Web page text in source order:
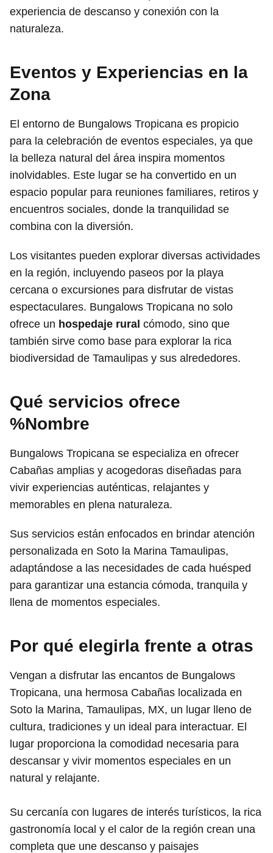
experiencia de descanso y conexión con la
naturaleza.
Eventos y Experiencias en la
Zona
El entorno de Bungalows Tropicana es propicio
para la celebración de eventos especiales, ya que
la belleza natural del área inspira momentos
inolvidables. Este lugar se ha convertido en un
espacio popular para reuniones familiares, retiros y
encuentros sociales, donde la tranquilidad se
combina con la diversión.
Los visitantes pueden explorar diversas actividades
en la región, incluyendo paseos por la playa
cercana o excursiones para disfrutar de vistas
espectaculares. Bungalows Tropicana no solo
ofrece un hospedaje rural cómodo, sino que
también sirve como base para explorar la rica
biodiversidad de Tamaulipas y sus alrededores.
Qué servicios ofrece
%Nombre
Bungalows Tropicana se especializa en ofrecer
Cabañas amplias y acogedoras diseñadas para
vivir experiencias auténticas, relajantes y
memorables en plena naturaleza.
Sus servicios están enfocados en brindar atención
personalizada en Soto la Marina Tamaulipas,
adaptándose a las necesidades de cada huésped
para garantizar una estancia cómoda, tranquila y
llena de momentos especiales.
Por qué elegirla frente a otras
Vengan a disfrutar las encantos de Bungalows
Tropicana, una hermosa Cabañas localizada en
Soto la Marina, Tamaulipas, MX, un lugar lleno de
cultura, tradiciones y un ideal para interactuar. El
lugar proporciona la comodidad necesaria para
descansar y vivir momentos especiales en un
natural y relajante.
Su cercanía con lugares de interés turísticos, la rica
gastronomía local y el calor de la región crean una
completa que une descanso y paisajes